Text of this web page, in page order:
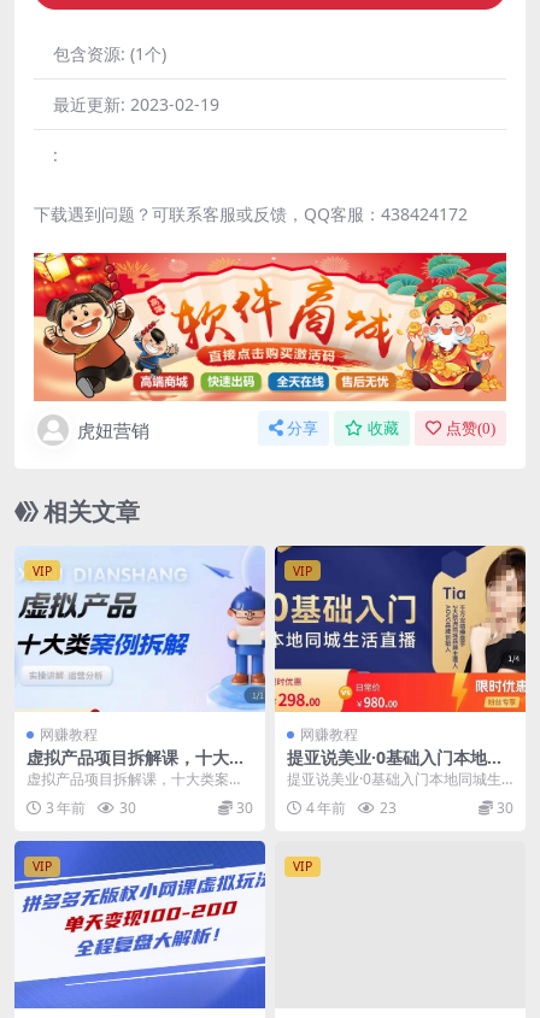
包含资源: (1个)
最近更新: 2023-02-19
:
下载遇到问题？可联系客服或反馈，QQ客服：438424172
虎妞营销 分享 收藏 点赞(0)
相关文章
VIP
网赚教程
虚拟产品项目拆解课，十大类
案例拆解分析运营玩法
虚拟产品项目拆解课，十大类案例
拆解分析运营玩法 课程大纲： 批量
复制店铺项目拆解...
3 年前 30 30
VIP
网赚教程
提亚说美业·0基础入门本地同
城生活直播，起号底层逻辑梳
理，精准抓取同城流量
提亚说美业·0基础入门本地同城生
活直播，起号底层逻辑梳理，精准
抓取同城流量 课程...
4 年前 23 30
VIP VIP